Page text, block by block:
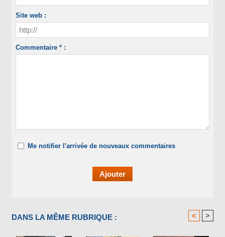
Site web :
Commentaire * :
Me notifier l'arrivée de nouveaux commentaires
DANS LA MÊME RUBRIQUE : < >